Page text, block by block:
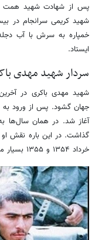
پس از شهادت شهید همت
خمپاره به سرش با آب
ایستاد.
سردار شهید مهدی
جهان گشود. پس از ورود به
آغاز شد. در همان سال‌ها
گذاشت. در این باره نقش او
خرداد ۱۳۵۴ و ۱۳۵۵ بسیار موثر و حساس بود.